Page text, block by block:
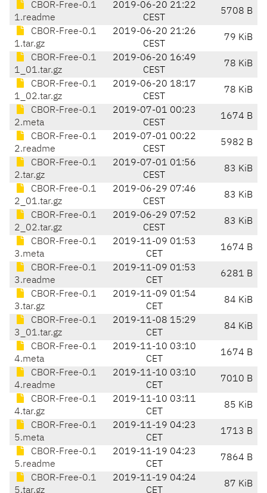
CBOR-Free-0.1
1.readme
2019-06-20 21:22
CEST
5708 B
CBOR-Free-0.1
1.tar.gz
2019-06-20 21:26
CEST
79 KiB
CBOR-Free-0.1
1_01.tar.gz
2019-06-20 16:49
CEST
78 KiB
CBOR-Free-0.1
1_02.tar.gz
2019-06-20 18:17
CEST
78 KiB
CBOR-Free-0.1
2.meta
2019-07-01 00:23
CEST
1674 B
CBOR-Free-0.1
2.readme
2019-07-01 00:22
CEST
5982 B
CBOR-Free-0.1
2.tar.gz
2019-07-01 01:56
CEST
83 KiB
CBOR-Free-0.1
2_01.tar.gz
2019-06-29 07:46
CEST
83 KiB
CBOR-Free-0.1
2_02.tar.gz
2019-06-29 07:52
CEST
83 KiB
CBOR-Free-0.1
3.meta
2019-11-09 01:53
CET
1674 B
CBOR-Free-0.1
3.readme
2019-11-09 01:53
CET
6281 B
CBOR-Free-0.1
3.tar.gz
2019-11-09 01:54
CET
84 KiB
CBOR-Free-0.1
3_01.tar.gz
2019-11-08 15:29
CET
84 KiB
CBOR-Free-0.1
4.meta
2019-11-10 03:10
CET
1674 B
CBOR-Free-0.1
4.readme
2019-11-10 03:10
CET
7010 B
CBOR-Free-0.1
4.tar.gz
2019-11-10 03:11
CET
85 KiB
CBOR-Free-0.1
5.meta
2019-11-19 04:23
CET
1713 B
CBOR-Free-0.1
5.readme
2019-11-19 04:23
CET
7864 B
CBOR-Free-0.1
5.tar.gz
2019-11-19 04:24
CET
87 KiB